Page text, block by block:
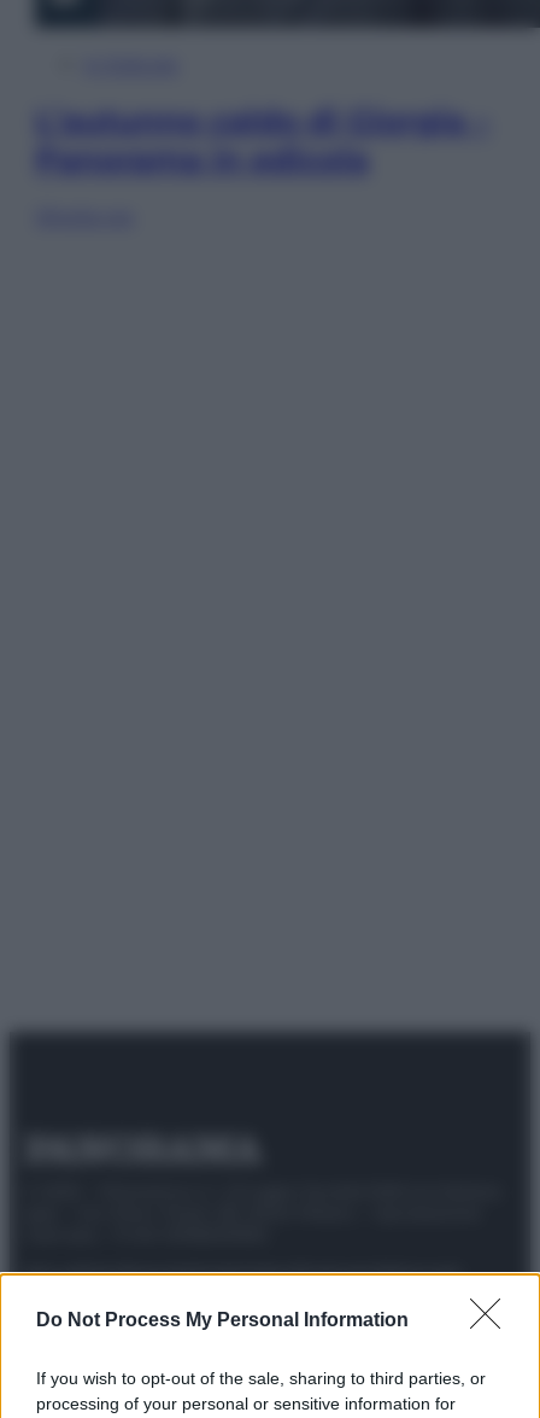
Do Not Process My Personal Information
If you wish to opt-out of the sale, sharing to third parties, or
processing of your personal or sensitive information for
L’autunno caldo di Giorgia –
AttualitàLifestyleModaVideoPodcastAbbonati
Preferenze PrivacyPrivacy PolicyCookie PolicyNote legali